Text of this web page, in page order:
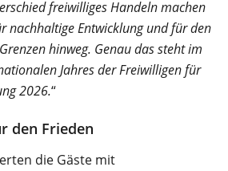
freiwilliges Handeln machen
nachhaltige Entwicklung und für den
hinweg. Genau das steht im
Jahres der Freiwilligen für
2026.“
den Frieden
die Gäste mit